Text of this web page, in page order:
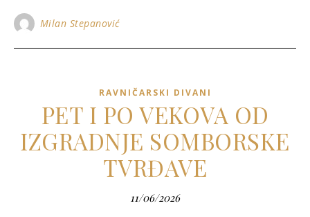
Milan Stepanović
RAVNIČARSKI DIVANI
PET I PO VEKOVA OD
IZGRADNJE SOMBORSKE
TVRĐAVE
11/06/2026